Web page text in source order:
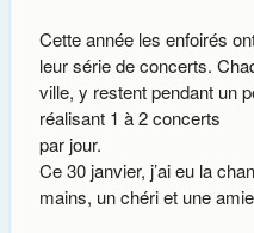
Cette année les enfoirés
leur série de concerts.
ville, y restent pendant un
réalisant 1 à 2 concerts
par jour.
Ce 30 janvier, j’ai eu la
mains, un chéri et une